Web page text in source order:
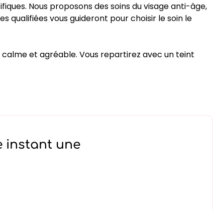
Nous proposons des soins du visage anti-âge,
qualifiées vous guideront pour choisir le soin le
et agréable. Vous repartirez avec un teint
instant une